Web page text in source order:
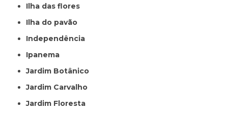
Ilha das flores
Ilha do pavão
Independência
Ipanema
Jardim Botânico
Jardim Carvalho
Jardim Floresta